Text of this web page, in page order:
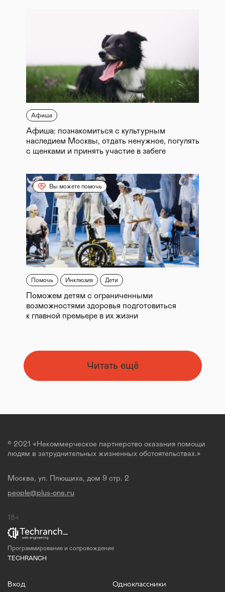
Афиша
Афиша: познакомиться с культурным
наследием Москвы, отдать ненужное, погулять
с щенками и принять участие в забеге
Вы можете помочь
Помочь Инклюзия Дети
Поможем детям с ограниченными
возможностями здоровья подготовиться
к главной премьере в их жизни
Читать ещё
© 2021 «Некоммерческое партнерство оказания помощи
людям в затруднительных жизненных обстоятельствах.»
Москва, ул. Плющиха, дом 9 стр. 2
people@plus-one.ru
18+
Программирование и сопровождение
TECHRANCH
Вход
Одноклассники